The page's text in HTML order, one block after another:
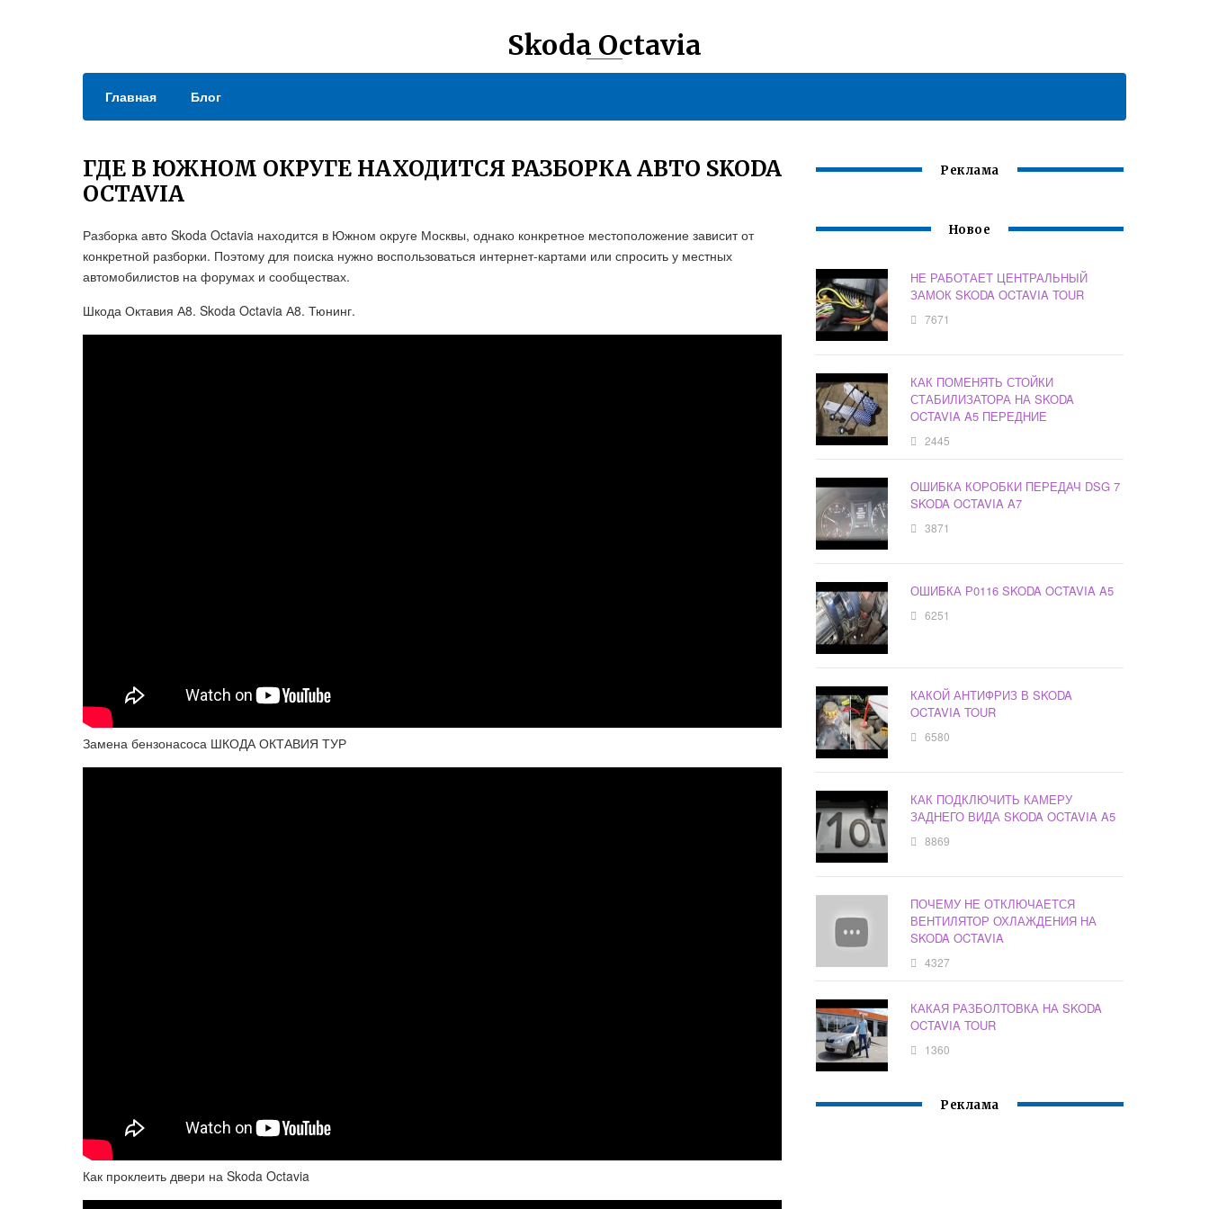
Skoda Octavia
Главная Блог
ГДЕ В ЮЖНОМ ОКРУГЕ НАХОДИТСЯ РАЗБОРКА АВТО SKODA
OCTAVIA
Разборка авто Skoda Octavia находится в Южном округе Москвы, однако конкретное местоположение зависит от
конкретной разборки. Поэтому для поиска нужно воспользоваться интернет-картами или спросить у местных
автомобилистов на форумах и сообществах.
Шкода Октавия А8. Skoda Octavia А8. Тюнинг.
Замена бензонасоса ШКОДА ОКТАВИЯ ТУР
Как проклеить двери на Skoda Octavia
Реклама
Новое
НЕ РАБОТАЕТ ЦЕНТРАЛЬНЫЙ
ЗАМОК SKODA OCTAVIA TOUR
7671
КАК ПОМЕНЯТЬ СТОЙКИ
СТАБИЛИЗАТОРА НА SKODA
OCTAVIA A5 ПЕРЕДНИЕ
2445
ОШИБКА КОРОБКИ ПЕРЕДАЧ DSG 7
SKODA OCTAVIA A7
3871
ОШИБКА Р0116 SKODA OCTAVIA A5
6251
КАКОЙ АНТИФРИЗ В SKODA
OCTAVIA TOUR
6580
КАК ПОДКЛЮЧИТЬ КАМЕРУ
ЗАДНЕГО ВИДА SKODA OCTAVIA A5
8869
ПОЧЕМУ НЕ ОТКЛЮЧАЕТСЯ
ВЕНТИЛЯТОР ОХЛАЖДЕНИЯ НА
SKODA OCTAVIA
4327
КАКАЯ РАЗБОЛТОВКА НА SKODA
OCTAVIA TOUR
1360
Реклама